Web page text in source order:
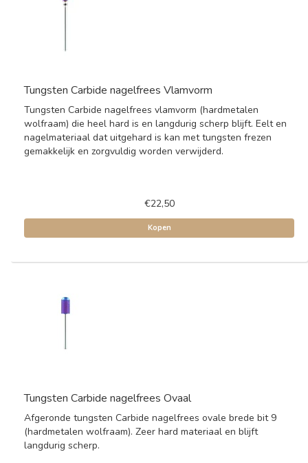
Tungsten Carbide nagelfrees Vlamvorm
Tungsten Carbide nagelfrees vlamvorm (hardmetalen
wolfraam) die heel hard is en langdurig scherp blijft. Eelt en
nagelmateriaal dat uitgehard is kan met tungsten frezen
gemakkelijk en zorgvuldig worden verwijderd.
€22,50
Kopen
Tungsten Carbide nagelfrees Ovaal
Afgeronde tungsten Carbide nagelfrees ovale brede bit 9
(hardmetalen wolfraam). Zeer hard materiaal en blijft
langdurig scherp.